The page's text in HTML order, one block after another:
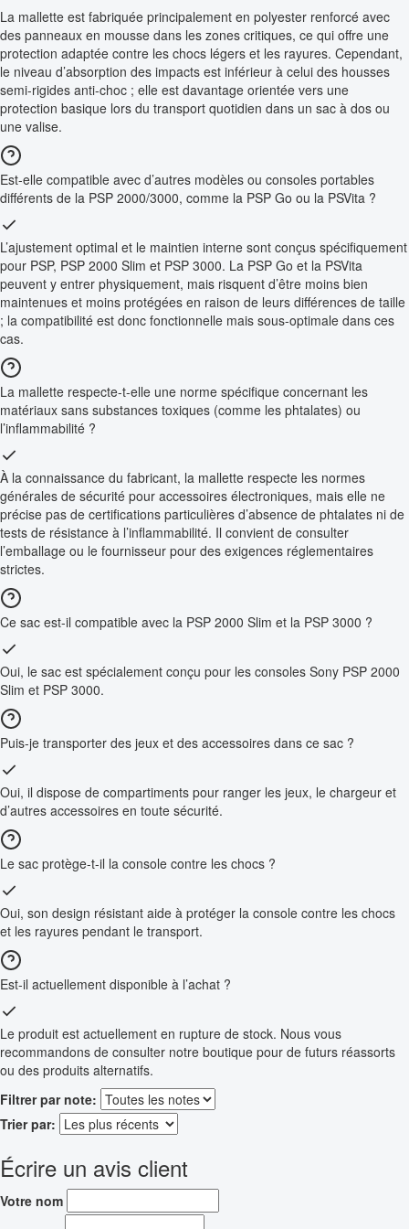
La mallette est fabriquée principalement en polyester renforcé avec
des panneaux en mousse dans les zones critiques, ce qui offre une
protection adaptée contre les chocs légers et les rayures. Cependant,
le niveau d’absorption des impacts est inférieur à celui des housses
semi-rigides anti-choc ; elle est davantage orientée vers une
protection basique lors du transport quotidien dans un sac à dos ou
une valise.
Est-elle compatible avec d’autres modèles ou consoles portables
différents de la PSP 2000/3000, comme la PSP Go ou la PSVita ?
L’ajustement optimal et le maintien interne sont conçus spécifiquement
pour PSP, PSP 2000 Slim et PSP 3000. La PSP Go et la PSVita
peuvent y entrer physiquement, mais risquent d’être moins bien
maintenues et moins protégées en raison de leurs différences de taille
; la compatibilité est donc fonctionnelle mais sous-optimale dans ces
cas.
La mallette respecte-t-elle une norme spécifique concernant les
matériaux sans substances toxiques (comme les phtalates) ou
l’inflammabilité ?
À la connaissance du fabricant, la mallette respecte les normes
générales de sécurité pour accessoires électroniques, mais elle ne
précise pas de certifications particulières d’absence de phtalates ni de
tests de résistance à l’inflammabilité. Il convient de consulter
l’emballage ou le fournisseur pour des exigences réglementaires
strictes.
Ce sac est-il compatible avec la PSP 2000 Slim et la PSP 3000 ?
Oui, le sac est spécialement conçu pour les consoles Sony PSP 2000
Slim et PSP 3000.
Puis-je transporter des jeux et des accessoires dans ce sac ?
Oui, il dispose de compartiments pour ranger les jeux, le chargeur et
d’autres accessoires en toute sécurité.
Le sac protège-t-il la console contre les chocs ?
Oui, son design résistant aide à protéger la console contre les chocs
et les rayures pendant le transport.
Est-il actuellement disponible à l’achat ?
Le produit est actuellement en rupture de stock. Nous vous
recommandons de consulter notre boutique pour de futurs réassorts
ou des produits alternatifs.
Filtrer par note:
Trier par:
Écrire un avis client
Votre nom